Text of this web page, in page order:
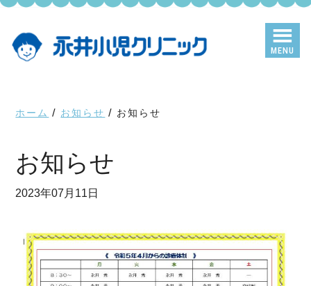
MENU
Skip
main
content
Skip
primary
sidebar
ホーム / お知らせ / お知らせ
お知らせ
2023年07月11日